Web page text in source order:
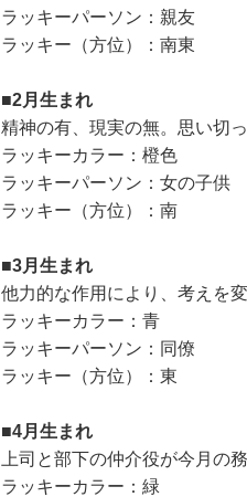
ラッキーパーソン：親友
ラッキー（方位）：南東
■2月生まれ
精神の有、現実の無。思い切
ラッキーカラー：橙色
ラッキーパーソン：女の子供
ラッキー（方位）：南
■3月生まれ
他力的な作用により、考えを
ラッキーカラー：青
ラッキーパーソン：同僚
ラッキー（方位）：東
■4月生まれ
上司と部下の仲介役が今月の
ラッキーカラー：緑